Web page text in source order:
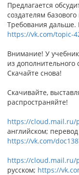
Предлагается
создателям
Требования дальше.
https://vk.com/topic-
Внимание! У
из
Скачайте снова!
Скачивайте,
распространяйте!
https://cloud.mail.ru/
английском;
https://vk.com/
https://cloud.mail.ru/
русском; https://